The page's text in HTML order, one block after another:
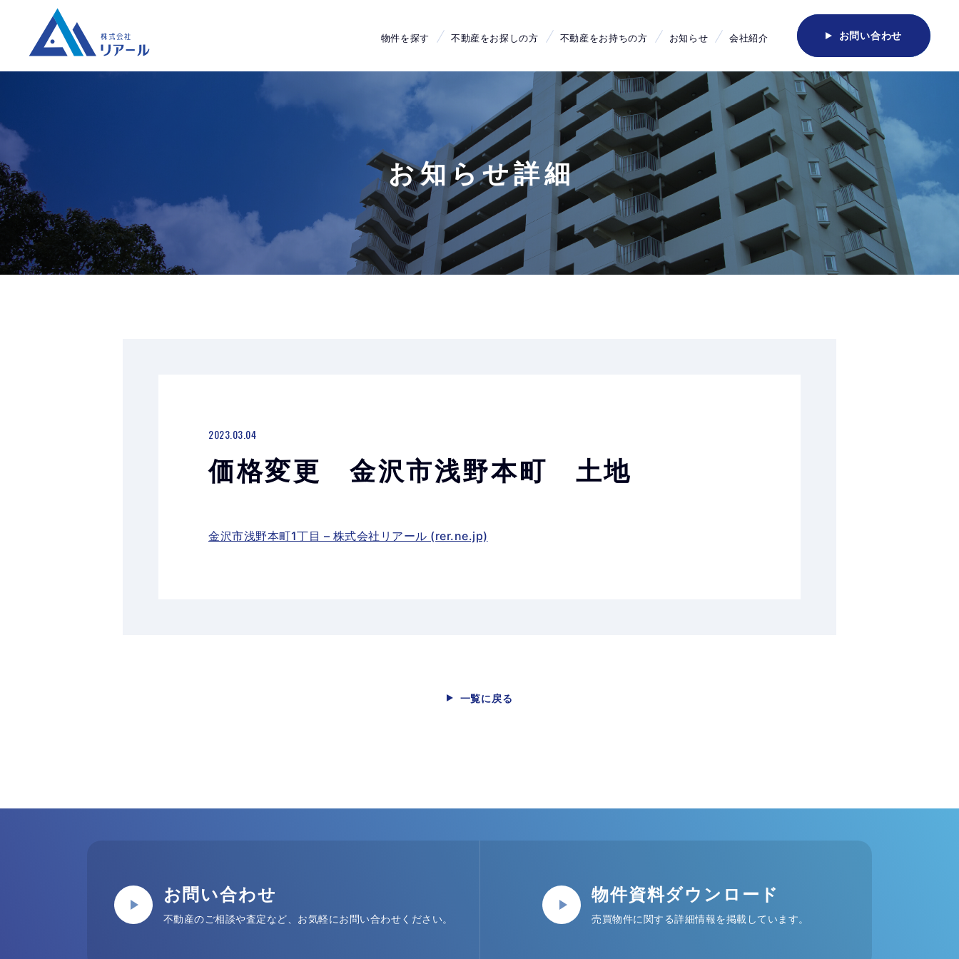
物件を探す 不動産をお探しの方 不動産をお持ちの方 お知らせ 会社紹介 お問い合わせ
お知らせ詳細
2023.03.04
価格変更 金沢市浅野本町 土地
金沢市浅野本町1丁目 – 株式会社リアール (rer.ne.jp)
一覧に戻る
お問い合わせ
不動産のご相談や査定など、お気軽にお問い合わせください。
物件資料ダウンロード
売買物件に関する詳細情報を掲載しています。